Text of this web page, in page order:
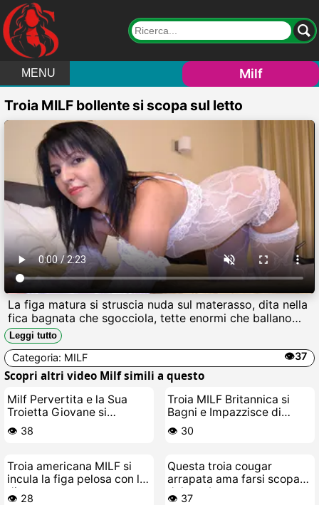
MENU Milf
Troia MILF bollente si scopa sul letto
La figa matura si struscia nuda sul materasso, dita nella
fica bagnata che sgocciola, tette enormi che ballano
mentre si incula con un dildo mostruoso, geme come
una zoccola in calore implorando cazzi grossi.
Leggi tutto
Categoria: MILF 👁️37
Scopri altri video Milf simili a questo
Milf Pervertita e la Sua
Troietta Giovane si
Mangiano la Figa a
Vicenda
👁️ 38
Troia MILF Britannica si
Bagni e Impazzisce di
Cazzo
👁️ 30
Troia americana MILF si
incula la figa pelosa con le
dita
👁️ 28
Questa troia cougar
arrapata ama farsi scopare
dal toy-boy
👁️ 37